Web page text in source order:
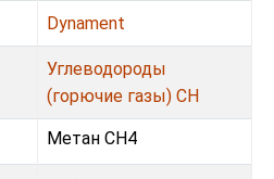
Dynament
Углеводороды
(горючие газы) CH
Метан CH4